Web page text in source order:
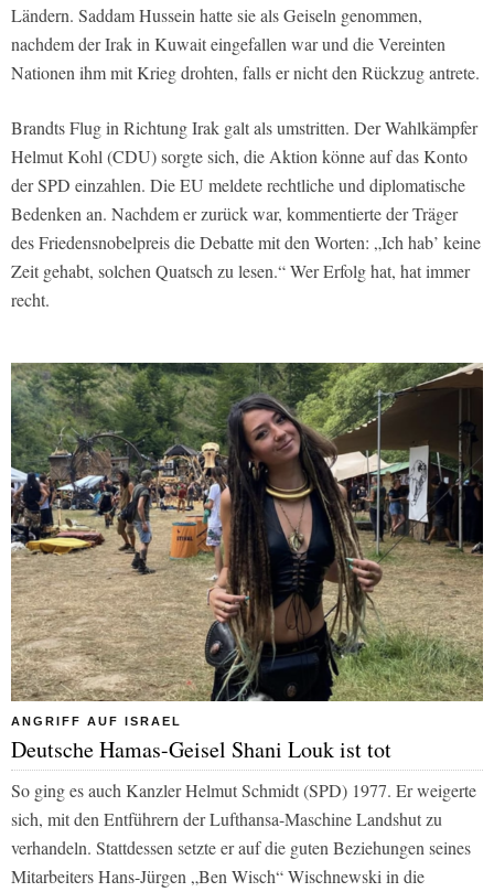
Ländern. Saddam Hussein hatte sie als Geiseln genommen,
nachdem der Irak in Kuwait eingefallen war und die Vereinten
Nationen ihm mit Krieg drohten, falls er nicht den Rückzug antrete.
Brandts Flug in Richtung Irak galt als umstritten. Der Wahlkämpfer
Helmut Kohl (CDU) sorgte sich, die Aktion könne auf das Konto
der SPD einzahlen. Die EU meldete rechtliche und diplomatische
Bedenken an. Nachdem er zurück war, kommentierte der Träger
des Friedensnobelpreis die Debatte mit den Worten: „Ich hab’ keine
Zeit gehabt, solchen Quatsch zu lesen.“ Wer Erfolg hat, hat immer
recht.
ANGRIFF AUF ISRAEL
Deutsche Hamas-Geisel Shani Louk ist tot
So ging es auch Kanzler Helmut Schmidt (SPD) 1977. Er weigerte
sich, mit den Entführern der Lufthansa-Maschine Landshut zu
verhandeln. Stattdessen setzte er auf die guten Beziehungen seines
Mitarbeiters Hans-Jürgen „Ben Wisch“ Wischnewski in die